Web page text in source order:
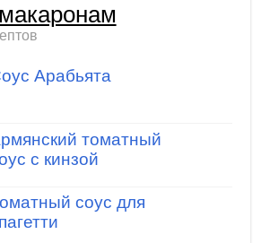
Арабьята
томатный
с кинзой
соус для